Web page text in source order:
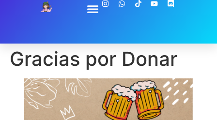
Gracias por Donar